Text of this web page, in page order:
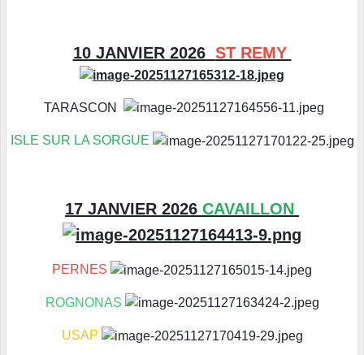
10 JANVIER 2026 ST REMY
TARASCON
ISLE SUR LA SORGUE
17 JANVIER 2026 CAVAILLON
PERNES
ROGNONAS
USAP